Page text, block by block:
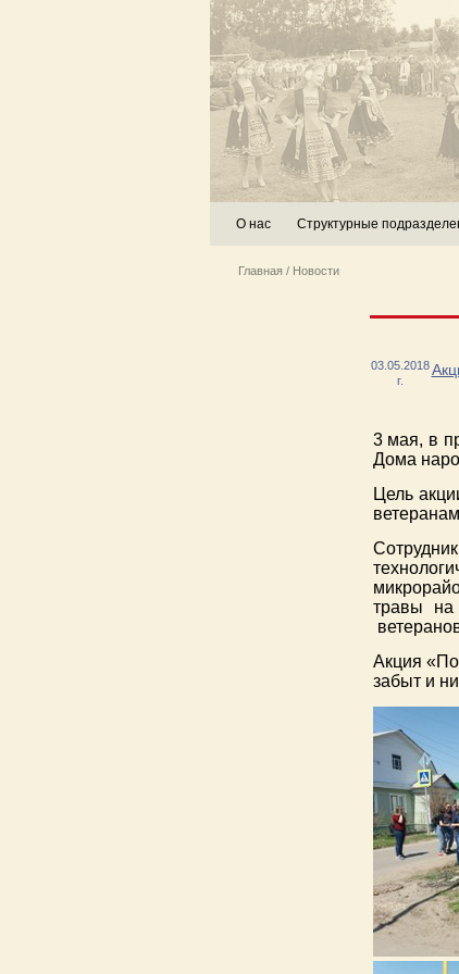
О нас Структурные
Главная / Новости
03.05.2018
г.
3 мая, в
Дома
Цель
травы на
Акция
забыт и